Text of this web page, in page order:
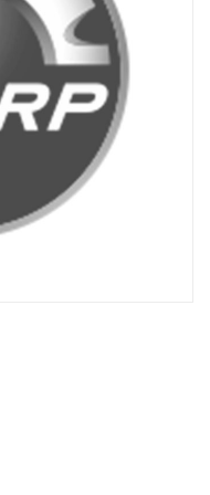
BÂCHES
Bâches de remisage
Bâches de remorquage
Bâches de voyage
Bâches extérieure
TOITS
Gants
JUNIOR
Casquette/bonnet
Cagoule/tour de